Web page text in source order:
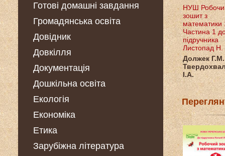
Готові домашні завдання
Громадянська освіта
Довідник
Довкілля
Документація
Дошкільна освіта
Екологія
Економіка
Етика
Зарубіжна література
НУШ
зошит з
математики
Частина 1
підручника
Листопад Н.
Должек
І.А.